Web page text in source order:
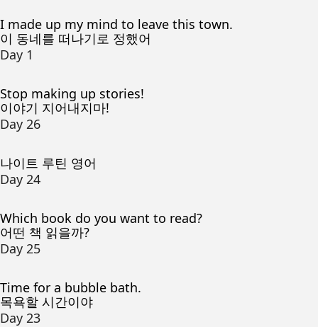
I made up my mind to leave this town.
이 동네를 떠나기로 정했어
Day 1
Stop making up stories!
이야기 지어내지마!
Day 26
나이트 루틴 영어
Day 24
Which book do you want to read?
어떤 책 읽을까?
Day 25
Time for a bubble bath.
목욕할 시간이야
Day 23